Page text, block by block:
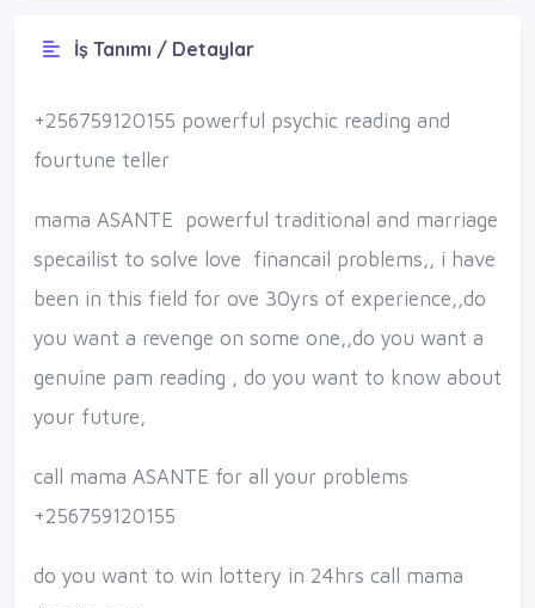
İş Tanımı / Detaylar
+256759120155 powerful psychic reading and
fourtune teller
mama ASANTE powerful traditional and marriage
specailist to solve love financail problems,, i have
been in this field for ove 30yrs of experience,,do
you want a revenge on some one,,do you want a
genuine pam reading , do you want to know about
your future,
call mama ASANTE for all your problems
+256759120155
do you want to win lottery in 24hrs call mama